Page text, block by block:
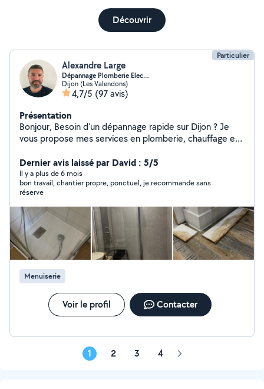
Découvrir
Particulier
Alexandre Large
Dépannage Plomberie Elec…
Dijon (Les Valendons)
4,7/5 (97 avis)
Présentation
Bonjour, Besoin d'un dépannage rapide sur Dijon ? Je
vous propose mes services en plomberie, chauffage et
Dépannage rapide : Fuite d'eau / problème de
plomberie Panne électrique / disjoncteur / prises
Chauffage en panne / radiateur / Mes engagements :
Intervention rapide (souvent dans la journée) Travail
propre et efficace Conseils professionnels Tarifs clairs
Professionnel en portage salarial : Facture fournie
Assurance professionnelle Prestation déclarée Zone :
Dijon et alentours Disponible immédiatement
contactez-moi pour un devis rapide !
Dernier avis laissé par David : 5/5
Il y a plus de 6 mois
bon travail, chantier propre, ponctuel, je recommande sans
réserve
Menuiserie
Voir le profil Contacter
1 2 3 4 Page